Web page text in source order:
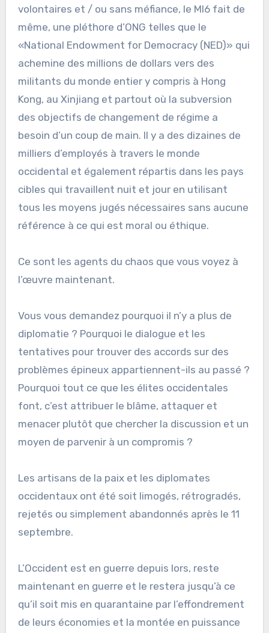
volontaires et / ou sans méfiance, le MI6 fait de
même, une pléthore d’ONG telles que le
«National Endowment for Democracy (NED)» qui
achemine des millions de dollars vers des
militants du monde entier y compris à Hong
Kong, au Xinjiang et partout où la subversion
des objectifs de changement de régime a
besoin d’un coup de main. Il y a des dizaines de
milliers d’employés à travers le monde
occidental et également répartis dans les pays
cibles qui travaillent nuit et jour en utilisant
tous les moyens jugés nécessaires sans aucune
référence à ce qui est moral ou éthique.
Ce sont les agents du chaos que vous voyez à
l’œuvre maintenant.
Vous vous demandez pourquoi il n’y a plus de
diplomatie ? Pourquoi le dialogue et les
tentatives pour trouver des accords sur des
problèmes épineux appartiennent-ils au passé ?
Pourquoi tout ce que les élites occidentales
font, c’est attribuer le blâme, attaquer et
menacer plutôt que chercher la discussion et un
moyen de parvenir à un compromis ?
Les artisans de la paix et les diplomates
occidentaux ont été soit limogés, rétrogradés,
rejetés ou simplement abandonnés après le 11
septembre.
L’Occident est en guerre depuis lors, reste
maintenant en guerre et le restera jusqu’à ce
qu’il soit mis en quarantaine par l’effondrement
de leurs économies et la montée en puissance